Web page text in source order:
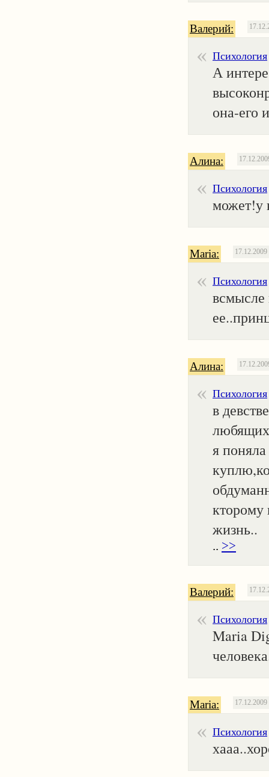
Валерий:
Психология
А
она-его
Алина:
Психология
может!у
Maria: 17.12.2009
Психология
всмысле
Алина:
Психология
в
я
кторому
жизнь..
.. >>
Валерий:
Психология
Maria
Maria: 17.12.2009
Психология